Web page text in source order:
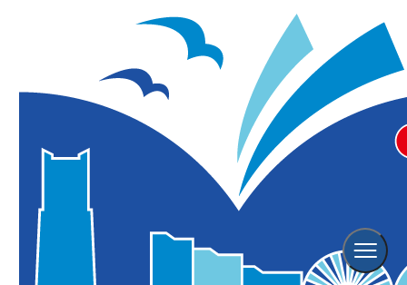
四季で移り変わる特別展示
Shiseido Seasons「pink pop」
※こちらのイベントは終了しております。